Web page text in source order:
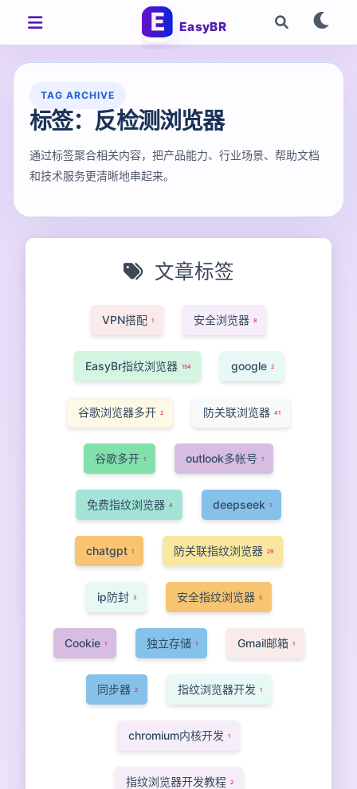
EasyBR
TAG ARCHIVE
标签：反检测浏览器
通过标签聚合相关内容，把产品能力、行业场景、帮助文档
和技术服务更清晰地串起来。
文章标签
VPN搭配 1 安全浏览器 8
EasyBr指纹浏览器 154 google 2
谷歌浏览器多开 2 防关联浏览器 41
谷歌多开 1 outlook多帐号 1
免费指纹浏览器 4 deepseek 1
chatgpt 1 防关联指纹浏览器 29
ip防封 3 安全指纹浏览器 5
Cookie 1 独立存储 1 Gmail邮箱 1
同步器 2 指纹浏览器开发 1
chromium内核开发 1
指纹浏览器开发教程 2